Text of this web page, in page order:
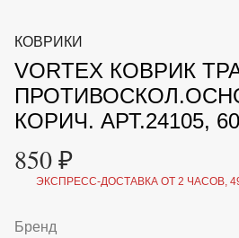
МАЛАЯ МЕХАНИЗАЦИЯ
ОТПУГИВАТЕЛИ ОТ ПТИЦ,
ГРЫЗУНОВ
САДОВАЯ ОДЕЖДА И
САДОВЫЙ ИНСТРУМЕНТ
СЕМЕНА
ТОВАРЫ ДЛЯ БАНЬ И САУН
ТОВАРЫ ДЛЯ ПОЛИВА
ХОЗ ТОВАРЫ
УХОД
+7 (495) 197 87
87
КОВРИКИ
VORTEX КОВРИК
КОРИЧ. АРТ.24105,
850 ₽
ЭКСПРЕСС-ДОСТАВКА ОТ 2 ЧАСОВ,
Бренд